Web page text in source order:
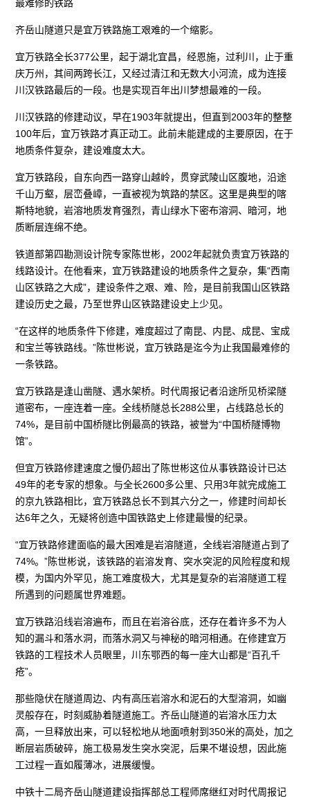
最难修的铁路
齐岳山隧道只是宜万铁路施工艰难的一个缩影。
宜万铁路全长377公里，起于湖北宜昌，经恩施，过利川，止于重
庆万州，其间两跨长江，又经过清江和无数大小河流，成为连接
川汉铁路最后的一段。也是实现百年出川梦想最难的一段。
川汉铁路的修建动议，早在1903年就提出，但直到2003年的整整
100年后，宜万铁路才真正动工。此前未能建成的主要原因，在于
地质条件复杂，建设难度太大。
宜万铁路段，自东向西一路穿山越岭，贯穿武陵山区腹地，沿途
千山万壑，层峦叠嶂，一直被视为筑路的禁区。这里是典型的喀
斯特地貌，岩溶地质发育强烈，青山绿水下密布溶洞、暗河，地
质断层连绵不绝。
铁道部第四勘测设计院专家陈世彬，2002年起就负责宜万铁路的
线路设计。在他看来，宜万铁路建设的地质条件之复杂，集“西南
山区铁路之大成”，建设条件之艰、难、险，是目前我国山区铁路
建设历史之最，乃至世界山区铁路建设史上少见。
“在这样的地质条件下修建，难度超过了南昆、内昆、成昆、宝成
和宝兰等铁路线。”陈世彬说，宜万铁路是迄今为止我国最难修的
一条铁路。
宜万铁路是逢山凿隧、遇水架桥。时代周报记者沿途所见桥梁隧
道密布，一座连着一座。全线桥隧总长288公里，占线路总长的
74%，是目前中国桥隧比例最高的铁路，被誉为“中国桥隧博物
馆”。
但宜万铁路修建速度之慢仍超出了陈世彬这位从事铁路设计已达
49年的老专家的想象。与全长2600多公里、只用3年就完成施工
的京九铁路相比，宜万铁路总长不到其六分之一，修建时间却长
达6年之久，无疑将创造中国铁路史上修建最慢的纪录。
“宜万铁路修建面临的最大困难是岩溶隧道，全线岩溶隧道占到了
74%。”陈世彬说，该铁路的岩溶发育、突水突泥的风险程度和规
模，为国内外罕见，施工难度极大，尤其是复杂的岩溶隧道工程
所遇到的问题属世界难题。
宜万铁路沿线岩溶遍布，而且在岩溶谷底，还存在着许多不为人
知的漏斗和落水洞，而落水洞又与神秘的暗河相通。在修建宜万
铁路的工程技术人员眼里，川东鄂西的每一座大山都是“百孔千
疮”。
那些隐伏在隧道周边、内有高压岩溶水和泥石的大型溶洞，如幽
灵般存在，时刻威胁着隧道施工。齐岳山隧道的岩溶水压力太
高，一旦释放出来，可以轻松地从地面喷射到350米的高处，加之
断层岩质破碎，施工极易发生突水突泥，后果不堪设想，因此施
工过程一直如履薄冰，进展缓慢。
中铁十二局齐岳山隧道建设指挥部总工程师席继红对时代周报记